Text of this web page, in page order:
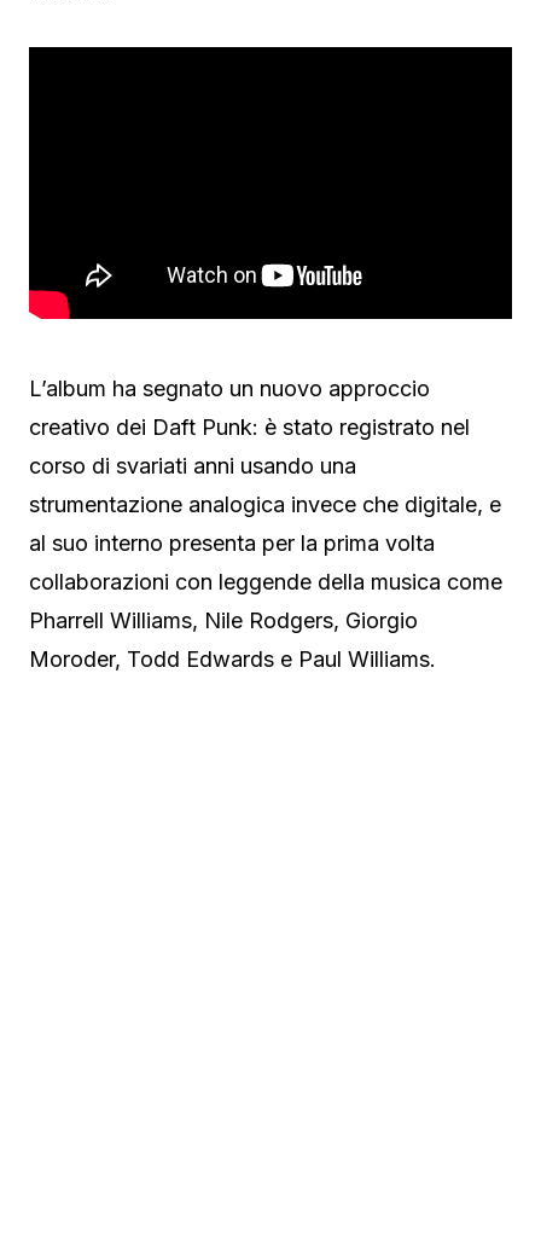
L’album ha segnato un nuovo approccio
creativo dei Daft Punk: è stato registrato nel
corso di svariati anni usando una
strumentazione analogica invece che digitale, e
al suo interno presenta per la prima volta
collaborazioni con leggende della musica come
Pharrell Williams, Nile Rodgers, Giorgio
Moroder, Todd Edwards e Paul Williams.